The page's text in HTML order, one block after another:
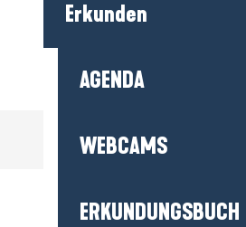
Erkunden
AGENDA
WEBCAMS
ERKUNDUNGSBUCH